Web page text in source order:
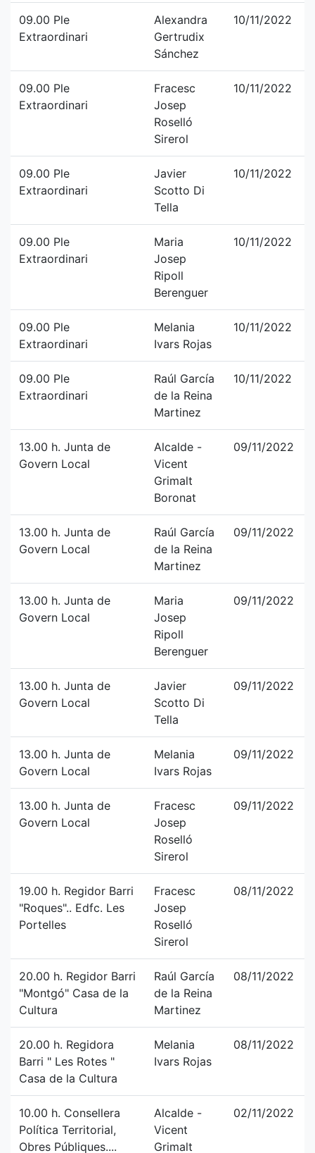
09.00 Ple
Extraordinari
Alexandra
Gertrudix
Sánchez
10/11/2022
09.00 Ple
Extraordinari
Fracesc
Josep
Roselló
Sirerol
10/11/2022
09.00 Ple
Extraordinari
Javier
Scotto Di
Tella
10/11/2022
09.00 Ple
Extraordinari
Maria
Josep
Ripoll
Berenguer
10/11/2022
09.00 Ple
Extraordinari
Melania
Ivars Rojas
10/11/2022
09.00 Ple
Extraordinari
Raúl García
de la Reina
Martinez
10/11/2022
13.00 h. Junta de
Govern Local
Alcalde -
Vicent
Grimalt
Boronat
09/11/2022
13.00 h. Junta de
Govern Local
Raúl García
de la Reina
Martinez
09/11/2022
13.00 h. Junta de
Govern Local
Maria
Josep
Ripoll
Berenguer
09/11/2022
13.00 h. Junta de
Govern Local
Javier
Scotto Di
Tella
09/11/2022
13.00 h. Junta de
Govern Local
Melania
Ivars Rojas
09/11/2022
13.00 h. Junta de
Govern Local
Fracesc
Josep
Roselló
Sirerol
09/11/2022
19.00 h. Regidor Barri
"Roques".. Edfc. Les
Portelles
Fracesc
Josep
Roselló
Sirerol
08/11/2022
20.00 h. Regidor Barri
"Montgó" Casa de la
Cultura
Raúl García
de la Reina
Martinez
08/11/2022
20.00 h. Regidora
Barri " Les Rotes "
Casa de la Cultura
Melania
Ivars Rojas
08/11/2022
10.00 h. Consellera
Política Territorial,
Obres Públiques....
Alcalde -
Vicent
Grimalt
02/11/2022